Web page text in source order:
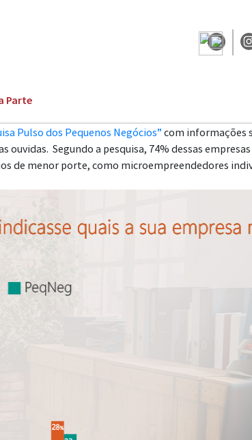
Parte
Pulso dos Pequenos Negócios” com informações
Segundo a pesquisa, 74% dessas empresas
de menor porte, como microempreendedores